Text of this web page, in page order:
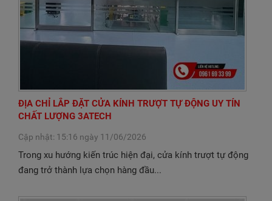
ĐỊA CHỈ LẮP ĐẶT CỬA KÍNH TRƯỢT TỰ ĐỘNG UY TÍN
CHẤT LƯỢNG 3ATECH
Cập nhật: 15:16 ngày 11/06/2026
Trong xu hướng kiến trúc hiện đại, cửa kính trượt tự động
đang trở thành lựa chọn hàng đầu...